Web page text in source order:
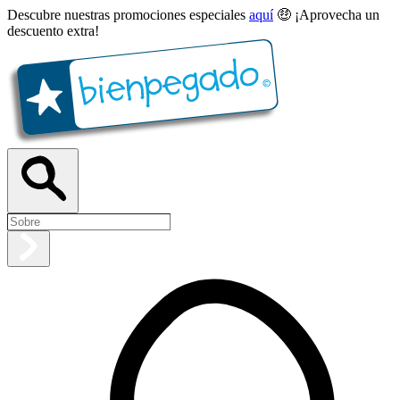
Descubre nuestras promociones especiales aquí🤑 ¡Aprovecha un
descuento extra!